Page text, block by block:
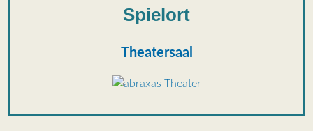
Spielort
Theatersaal